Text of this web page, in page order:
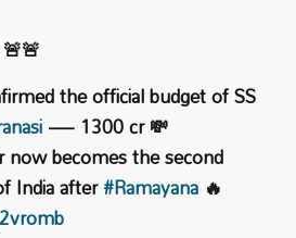
the official budget of SS
— 1300 cr 💸
now becomes the second
India after#Ramayana 🔥